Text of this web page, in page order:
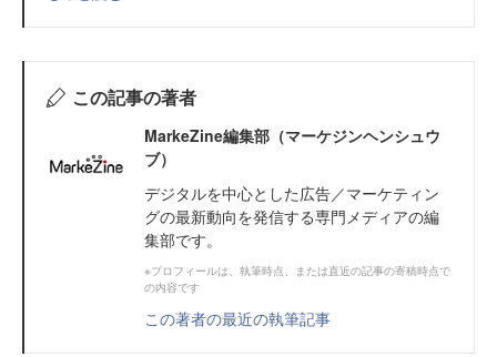
この記事の著者
MarkeZine編集部（マーケジンヘンシュウ
ブ）
デジタルを中心とした広告／マーケティン
グの最新動向を発信する専門メディアの編
集部です。
※プロフィールは、執筆時点、または直近の記事の寄稿時点で
の内容です
この著者の最近の執筆記事